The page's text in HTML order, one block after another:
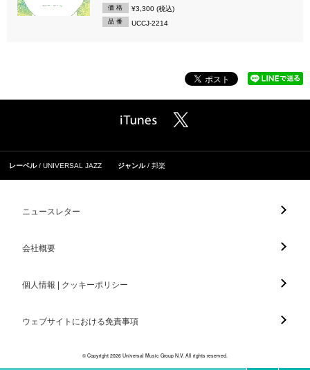
価 格 ¥3,300 (税込)
品 番 UCCJ-2214
レーベル UNIVERSAL JAZZ ジャンル 邦楽
ニュースレター
会社概要
個人情報 | クッキーポリシー
ウェブサイトにおける免責事項
© Copyright 2026 Universal Music Group N.V. All rights reserved.